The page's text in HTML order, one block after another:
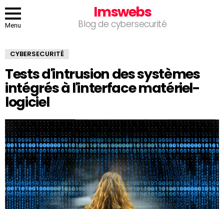
Menu
Imswebs
Blog de cybersecurité
CYBERSECURITÉ
Tests d'intrusion des systèmes
intégrés à l'interface matériel-
logiciel